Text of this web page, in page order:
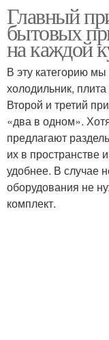
Приборы для
Главный
бытовых
на каждой
В эту категорию
холодильник,
Второй и третий
«два в одном».
предлагают
их в пространстве
удобнее. В случае
оборудования не
комплект.